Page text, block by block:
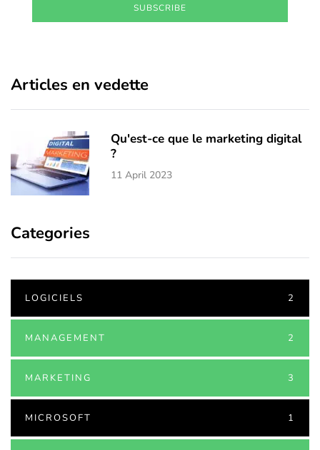
SUBSCRIBE
Articles en vedette
Qu'est-ce que le marketing digital
?
11 April 2023
Categories
LOGICIELS 2
MANAGEMENT 2
MARKETING 3
MICROSOFT 1